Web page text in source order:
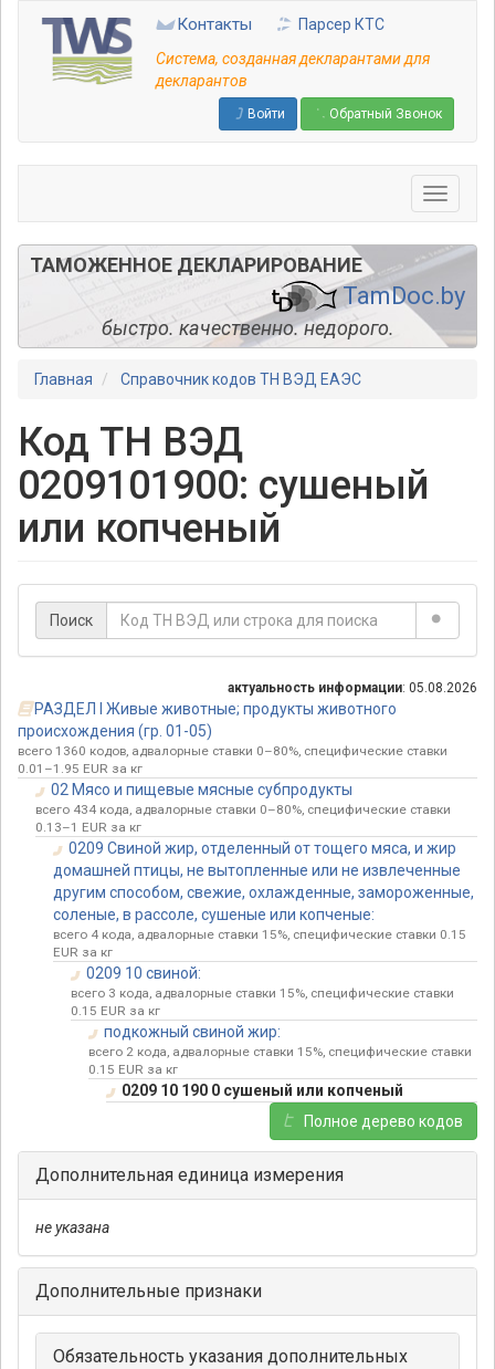
основному
содержанию
Контакты
Парсер КТС
Система, созданная декларантами для
декларантов
Войти Обратный Звонок
ТАМОЖЕННОЕ ДЕКЛАРИРОВАНИЕ
TamDoc.by
быстро. качественно. недорого.
Главная Справочник кодов ТН ВЭД ЕАЭС
Код ТН ВЭД
0209101900: сушеный
или копченый
Поиск
актуальность информации: 05.08.2026
РАЗДЕЛ I Живые животные; продукты животного
происхождения (гр. 01-05)
всего 1360 кодов, адвалорные ставки 0–80%, специфические ставки
0.01–1.95 EUR за кг
02 Мясо и пищевые мясные субпродукты
всего 434 кода, адвалорные ставки 0–80%, специфические ставки
0.13–1 EUR за кг
0209 Свиной жир, отделенный от тощего мяса, и жир
домашней птицы, не вытопленные или не извлеченные
другим способом, свежие, охлажденные, замороженные,
соленые, в рассоле, сушеные или копченые:
всего 4 кода, адвалорные ставки 15%, специфические ставки 0.15
EUR за кг
0209 10 свиной:
всего 3 кода, адвалорные ставки 15%, специфические ставки
0.15 EUR за кг
подкожный свиной жир:
всего 2 кода, адвалорные ставки 15%, специфические ставки
0.15 EUR за кг
0209 10 190 0 сушеный или копченый
Полное дерево кодов
Дополнительная единица измерения
не указана
Дополнительные признаки
Обязательность указания дополнительных